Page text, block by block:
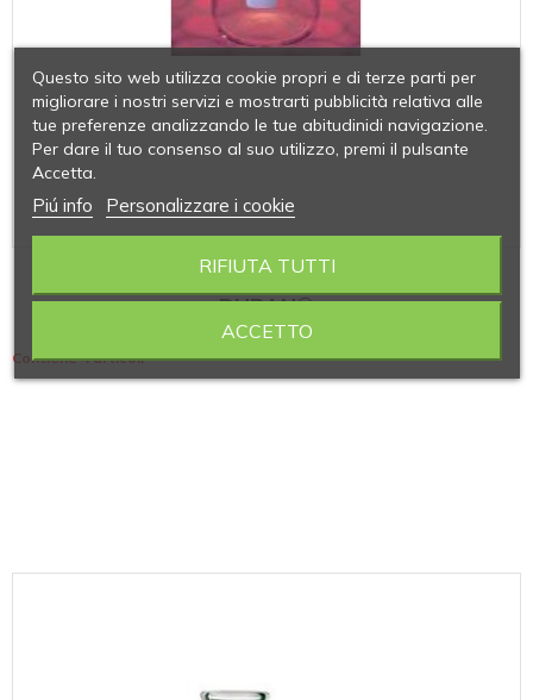
DURAN®
Contiene 4 articoli
Questo sito web utilizza cookie propri e di terze parti per
migliorare i nostri servizi e mostrarti pubblicità relativa alle
tue preferenze analizzando le tue abitudinidi navigazione.
Per dare il tuo consenso al suo utilizzo, premi il pulsante
Accetta.
Piú info Personalizzare i cookie
RIFIUTA TUTTI
ACCETTO